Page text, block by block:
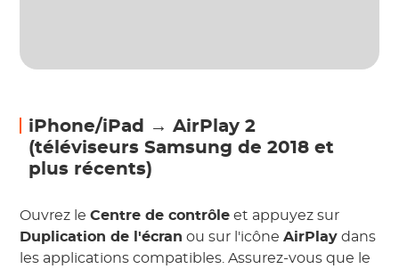
iPhone/iPad → AirPlay 2
(téléviseurs Samsung de 2018 et
plus récents)
Ouvrez leCentre de contrôle et appuyez sur
Duplication de l'écran ou sur l'icôneAirPlay dans
les applications compatibles. Assurez-vous que le